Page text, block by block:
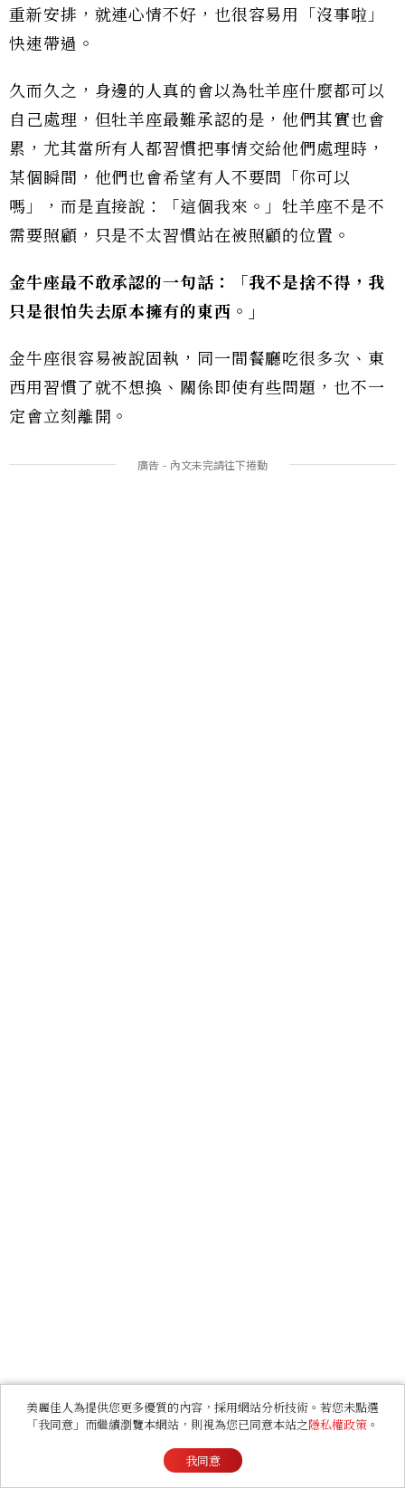
重新安排，就連心情不好，也很容易用「沒事啦」
快速帶過。
久而久之，身邊的人真的會以為牡羊座什麼都可以
自己處理，但牡羊座最難承認的是，他們其實也會
累，尤其當所有人都習慣把事情交給他們處理時，
某個瞬間，他們也會希望有人不要問「你可以
嗎」，而是直接說：「這個我來。」牡羊座不是不
需要照顧，只是不太習慣站在被照顧的位置。
金牛座最不敢承認的一句話：「我不是捨不得，我
只是很怕失去原本擁有的東西。」
金牛座很容易被說固執，同一間餐廳吃很多次、東
西用習慣了就不想換、關係即使有些問題，也不一
定會立刻離開。
美麗佳人為提供您更多優質的內容，採用網站分析技術。若您未點選
「我同意」而繼續瀏覽本網站，則視為您已同意本站之隱私權政策 。
我同意